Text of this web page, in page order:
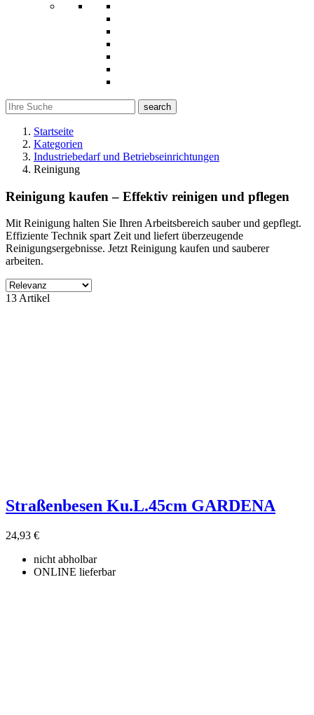
search
Startseite
Kategorien
Industriebedarf und Betriebseinrichtungen
Reinigung
Reinigung kaufen – Effektiv reinigen und pflegen
Mit Reinigung halten Sie Ihren Arbeitsbereich sauber und gepflegt.
Effiziente Technik spart Zeit und liefert überzeugende
Reinigungsergebnisse. Jetzt Reinigung kaufen und sauberer
arbeiten.
Filter
Produkte zeigen13
13 Artikel
Straßenbesen Ku.L.45cm GARDENA
24,93 €
nicht abholbar
ONLINE lieferbar